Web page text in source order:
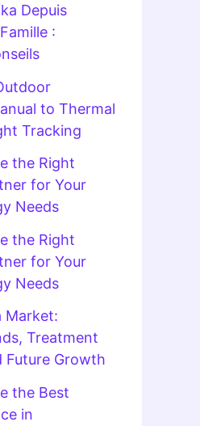
Depuis
:
to Thermal
Tracking
the Right
for Your
Needs
the Right
for Your
Needs
Market:
Treatment
Future Growth
the Best
in